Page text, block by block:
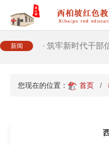
新闻
· 2026年干部培
· 筑牢新时代干
您现在的位置： 首页